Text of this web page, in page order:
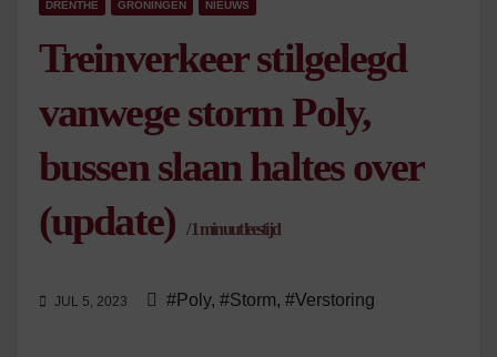
DRENTHE GRONINGEN NIEUWS
Treinverkeer stilgelegd
vanwege storm Poly,
bussen slaan haltes over
(update) /1 minuut leestijd
JUL 5, 2023 #Poly, #Storm, #Verstoring